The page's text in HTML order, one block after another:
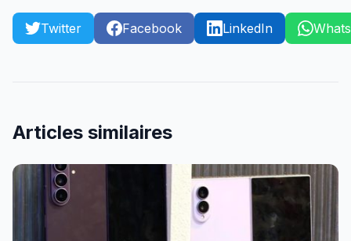
Twitter Facebook LinkedIn
Articles similaires